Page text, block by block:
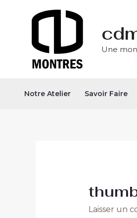
Une
Notre Atelier Savoir Faire
Laisser un
des